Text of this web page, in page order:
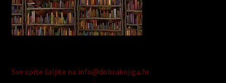
Sve upite šaljite na info@dobraknjiga.hr